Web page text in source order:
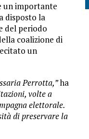
un importante
disposto la
del periodo
coalizione di
un
Perrotta,”ha
volte a
elettorale.
di preservare la